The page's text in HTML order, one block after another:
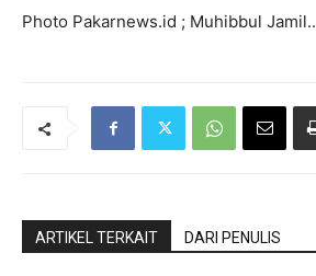
Photo Pakarnews.id ; Muhibbul Jamil..
ARTIKEL TERKAIT DARI PENULIS